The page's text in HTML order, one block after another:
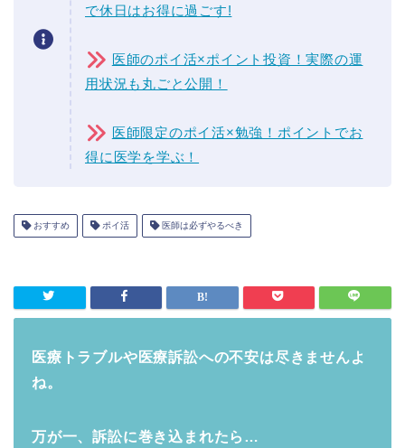
で休日はお得に過ごす!
医師のポイ活×ポイント投資！実際の運
用状況も丸ごと公開！
医師限定のポイ活×勉強！ポイントでお
得に医学を学ぶ！
おすすめ ポイ活 医師は必ずやるべき
医療トラブルや医療訴訟への不安は尽きませんよ
ね。
万が一、訴訟に巻き込まれたら…